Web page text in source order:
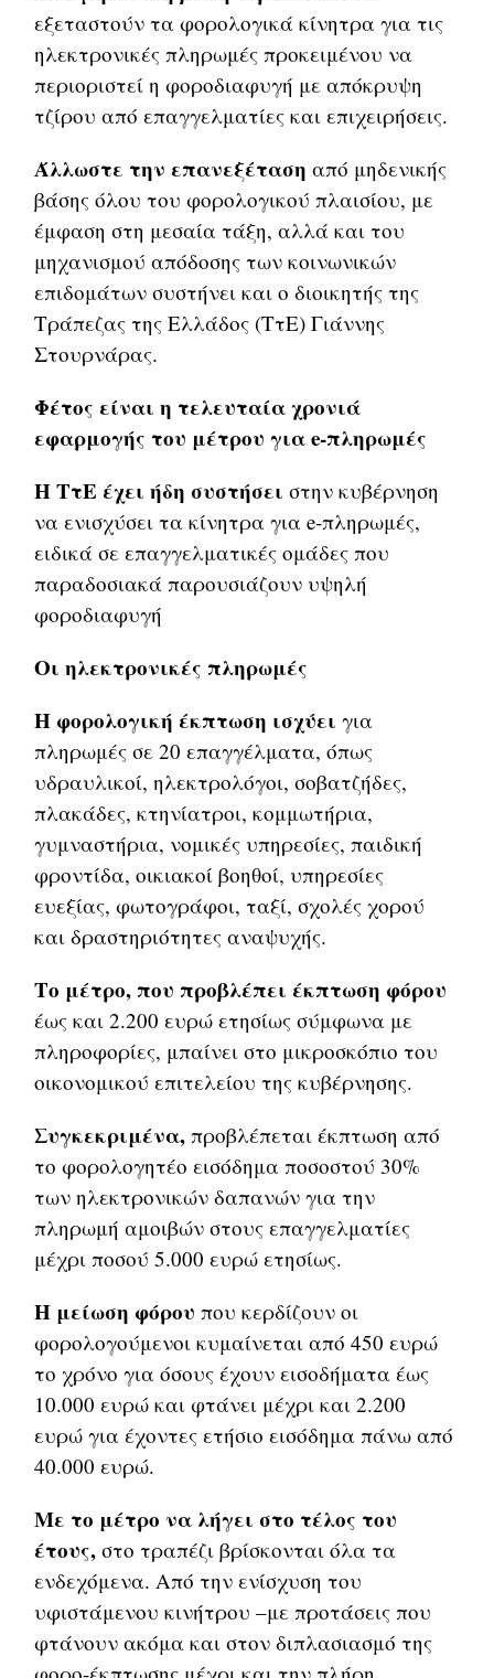
εξεταστούν τα φορολογικά κίνητρα για τις
ηλεκτρονικές πληρωμές προκειμένου να
περιοριστεί η φοροδιαφυγή με απόκρυψη
τζίρου από επαγγελματίες και επιχειρήσεις.
Άλλωστε την επανεξέταση από μηδενικής
βάσης όλου του φορολογικού πλαισίου, με
έμφαση στη μεσαία τάξη, αλλά και του
μηχανισμού απόδοσης των κοινωνικών
επιδομάτων συστήνει και ο διοικητής της
Τράπεζας της Ελλάδος (ΤτΕ) Γιάννης
Στουρνάρας.
Φέτος είναι η τελευταία χρονιά
εφαρμογής του μέτρου για e-πληρωμές
Η ΤτΕ έχει ήδη συστήσει στην κυβέρνηση
να ενισχύσει τα κίνητρα για e-πληρωμές,
ειδικά σε επαγγελματικές ομάδες που
παραδοσιακά παρουσιάζουν υψηλή
φοροδιαφυγή
Οι ηλεκτρονικές πληρωμές
Η φορολογική έκπτωση ισχύει για
πληρωμές σε 20 επαγγέλματα, όπως
υδραυλικοί, ηλεκτρολόγοι, σοβατζήδες,
πλακάδες, κτηνίατροι, κομμωτήρια,
γυμναστήρια, νομικές υπηρεσίες, παιδική
φροντίδα, οικιακοί βοηθοί, υπηρεσίες
ευεξίας, φωτογράφοι, ταξί, σχολές χορού
και δραστηριότητες αναψυχής.
Το μέτρο, που προβλέπει έκπτωση φόρου
έως και 2.200 ευρώ ετησίως σύμφωνα με
πληροφορίες, μπαίνει στο μικροσκόπιο του
οικονομικού επιτελείου της κυβέρνησης.
Συγκεκριμένα, προβλέπεται έκπτωση από
το φορολογητέο εισόδημα ποσοστού 30%
των ηλεκτρονικών δαπανών για την
πληρωμή αμοιβών στους επαγγελματίες
μέχρι ποσού 5.000 ευρώ ετησίως.
Η μείωση φόρου που κερδίζουν οι
φορολογούμενοι κυμαίνεται από 450 ευρώ
το χρόνο για όσους έχουν εισοδήματα έως
10.000 ευρώ και φτάνει μέχρι και 2.200
ευρώ για έχοντες ετήσιο εισόδημα πάνω από
40.000 ευρώ.
Με το μέτρο να λήγει στο τέλος του
έτους, στο τραπέζι βρίσκονται όλα τα
ενδεχόμενα. Από την ενίσχυση του
υφιστάμενου κινήτρου –με προτάσεις που
φτάνουν ακόμα και στον διπλασιασμό της